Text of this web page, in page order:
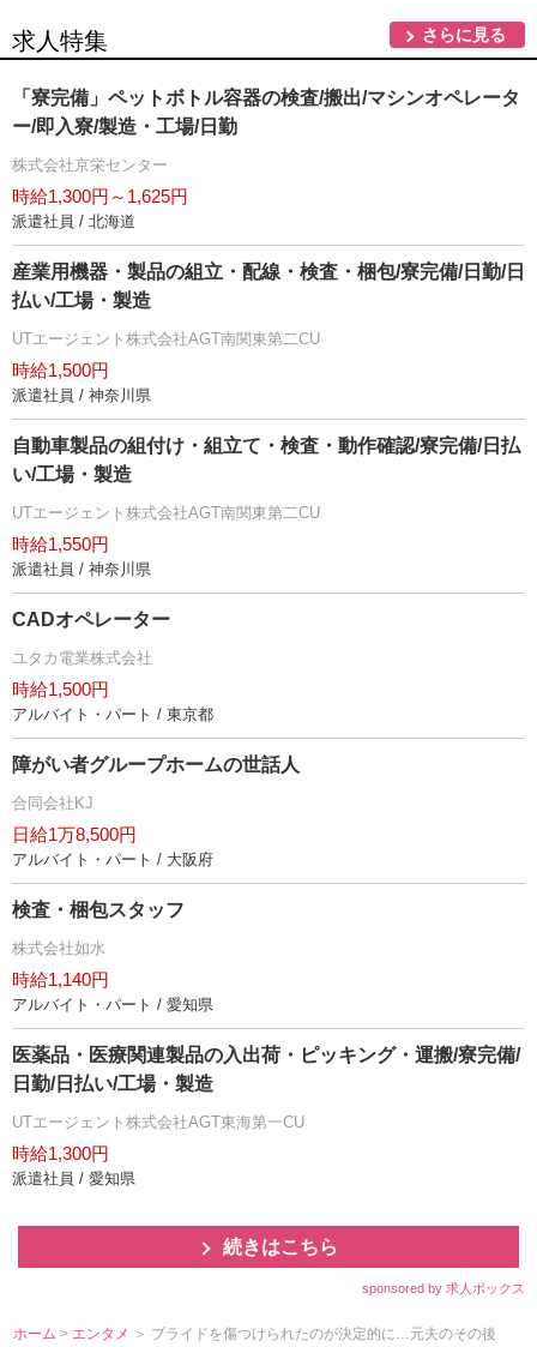
求人特集 さらに見る
「寮完備」ペットボトル容器の検査/搬出/マシンオペレータ
ー/即入寮/製造・工場/日勤
株式会社京栄センター
時給1,300円～1,625円
派遣社員 / 北海道
産業用機器・製品の組立・配線・検査・梱包/寮完備/日勤/日
払い/工場・製造
UTエージェント株式会社AGT南関東第二CU
時給1,500円
派遣社員 / 神奈川県
自動車製品の組付け・組立て・検査・動作確認/寮完備/日払
い/工場・製造
UTエージェント株式会社AGT南関東第二CU
時給1,550円
派遣社員 / 神奈川県
CADオペレーター
ユタカ電業株式会社
時給1,500円
アルバイト・パート / 東京都
障がい者グループホームの世話人
合同会社KJ
日給1万8,500円
アルバイト・パート / 大阪府
検査・梱包スタッフ
株式会社如水
時給1,140円
アルバイト・パート / 愛知県
医薬品・医療関連製品の入出荷・ピッキング・運搬/寮完備/
日勤/日払い/工場・製造
UTエージェント株式会社AGT東海第一CU
時給1,300円
派遣社員 / 愛知県
続きはこちら
sponsored by 求人ボックス
ホーム > エンタメ ＞ プライドを傷つけられたのが決定的に…元夫のその後